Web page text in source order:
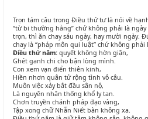
Trọn tám câu trong Điều thứ tư là nói về
“từ bi thường hằng” chứ không phải là
trọn, thì ăn chay sáu ngày, hay mười ngày.
chay là “pháp môn qui luật” chứ không
Điều thứ năm: quyết không hờn giận,
Ghét ganh chi cho bận lòng mình.
Con xem vạn điển thiên kinh,
Hiền nhơn quân tử rộng tình vô câu.
Muôn việc xảy bắt đầu sân nộ,
Là nguyên nhân thống khổ ly tan.
Chơn truyền chánh pháp đạo vàng,
Tập xong chữ Nhẫn Niết bàn không xa.